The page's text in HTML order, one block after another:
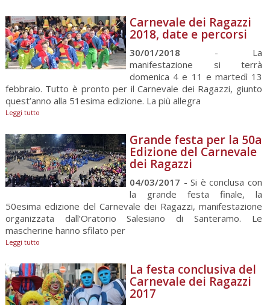
Carnevale dei Ragazzi
2018, date e percorsi
30/01/2018 - La
manifestazione si terrà
domenica 4 e 11 e martedì 13
febbraio. Tutto è pronto per il Carnevale dei Ragazzi, giunto
quest’anno alla 51esima edizione. La più allegra
Leggi tutto
Grande festa per la 50a
Edizione del Carnevale
dei Ragazzi
04/03/2017 - Si è conclusa con
la grande festa finale, la
50esima edizione del Carnevale dei Ragazzi, manifestazione
organizzata dall’Oratorio Salesiano di Santeramo. Le
mascherine hanno sfilato per
Leggi tutto
La festa conclusiva del
Carnevale dei Ragazzi
2017